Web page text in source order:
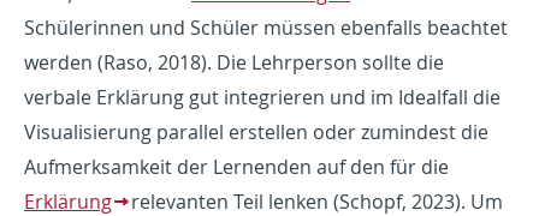
Schülerinnen und Schüler müssen ebenfalls beachtet
werden (Raso, 2018). Die Lehrperson sollte die
verbale Erklärung gut integrieren und im Idealfall die
Visualisierung parallel erstellen oder zumindest die
Aufmerksamkeit der Lernenden auf den für die
Erklärung
relevanten Teil lenken (Schopf, 2023). Um